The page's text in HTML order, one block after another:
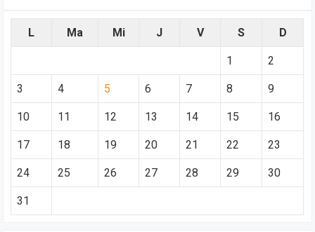
L Ma Mi J V S D
1 2
3 4 5 6 7 8 9
10 11 12 13 14 15 16
17 18 19 20 21 22 23
24 25 26 27 28 29 30
31